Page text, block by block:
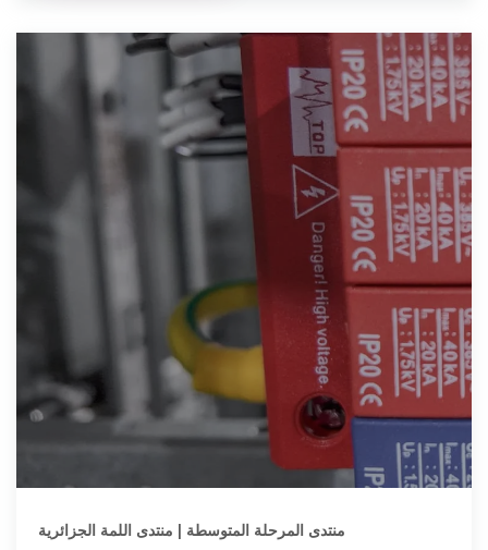
منتدى المرحلة المتوسطة | منتدى اللمة الجزائرية